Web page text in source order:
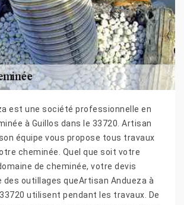
est une société professionnelle en
à Guillos dans le 33720. Artisan
équipe vous propose tous travaux
cheminée. Quel que soit votre
de cheminée, votre devis
des outillages queArtisan Andueza à
utilisent pendant les travaux. De